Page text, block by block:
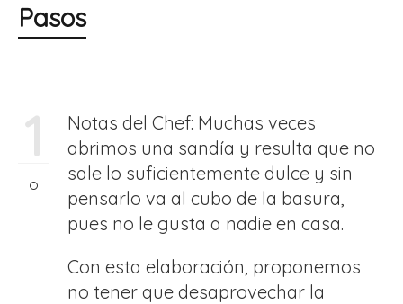
Pasos
1
Notas del Chef: Muchas veces
abrimos una sandía y resulta que no
sale lo suficientemente dulce y sin
pensarlo va al cubo de la basura,
pues no le gusta a nadie en casa.
Con esta elaboración, proponemos
no tener que desaprovechar la